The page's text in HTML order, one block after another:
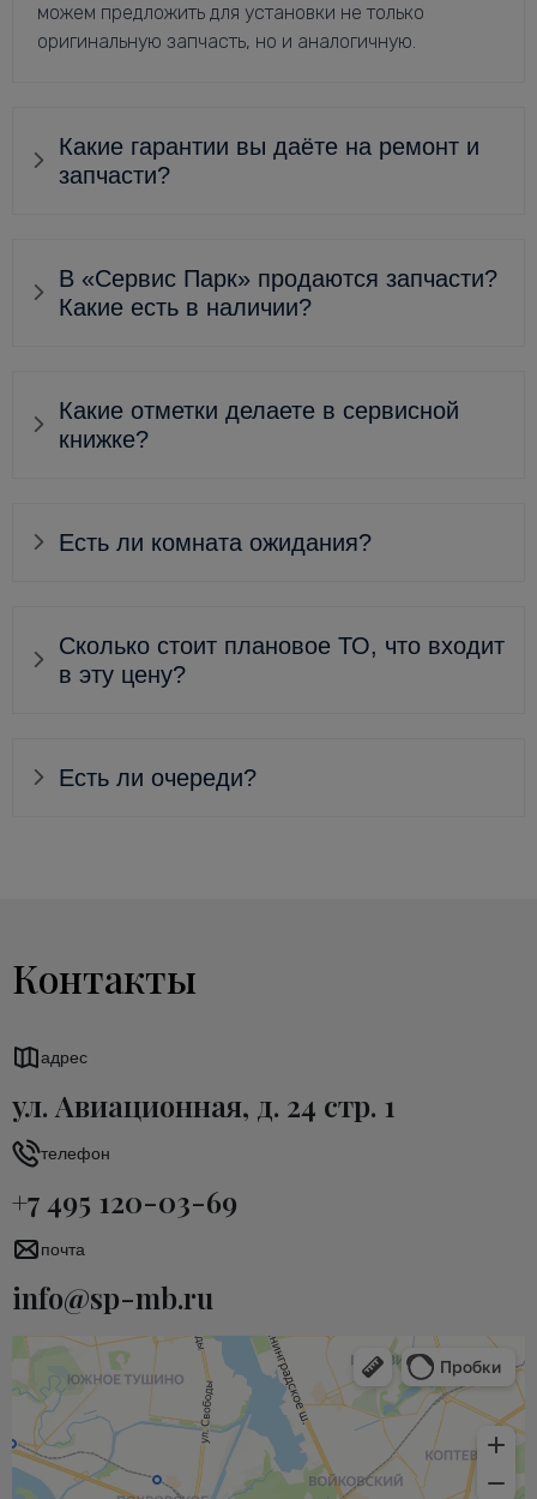
можем предложить для установки не только
оригинальную запчасть, но и аналогичную.
Какие гарантии вы даёте на ремонт и
запчасти?
В «Сервис Парк» продаются запчасти?
Какие есть в наличии?
Какие отметки делаете в сервисной
книжке?
Есть ли комната ожидания?
Сколько стоит плановое ТО, что входит
в эту цену?
Есть ли очереди?
Контакты
адрес
ул. Авиационная, д. 24 стр. 1
телефон
+7 495 120-03-69
почта
info@sp-mb.ru